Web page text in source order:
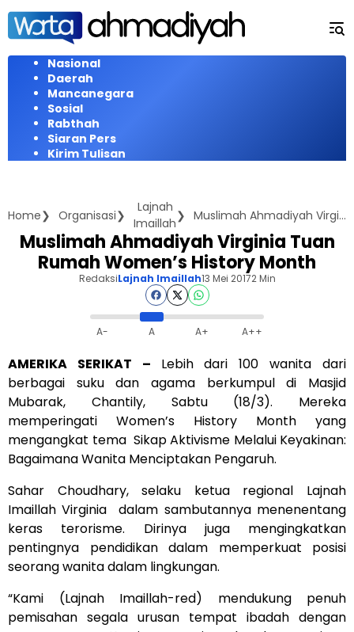
Langsung
konten
Nasional
Daerah
Mancanegara
Sosial
Rabthah
Siaran Pers
Kirim Tulisan
Home Organisasi
Lajnah
Imaillah
Muslimah Ahmadiyah Virginia Tuan Rumah Women's History Month
Muslimah Ahmadiyah Virginia Tuan
Rumah Women’s History Month
RedaksiLajnah Imaillah13 Mei 20172 Min
A- A A+ A++
AMERIKA SERIKAT – Lebih dari 100 wanita dari
berbagai suku dan agama berkumpul di Masjid
Mubarak, Chantily, Sabtu (18/3). Mereka
memperingati Women’s History Month yang
mengangkat tema Sikap Aktivisme Melalui Keyakinan:
Bagaimana Wanita Menciptakan Pengaruh.
Sahar Choudhary, selaku ketua regional Lajnah
Imaillah Virginia dalam sambutannya menenentang
keras terorisme. Dirinya juga mengingkatkan
pentingnya pendidikan dalam memperkuat posisi
seorang wanita dalam lingkungan.
“Kami (Lajnah Imaillah-red) mendukung penuh
pemisahan segala urusan tempat ibadah dengan